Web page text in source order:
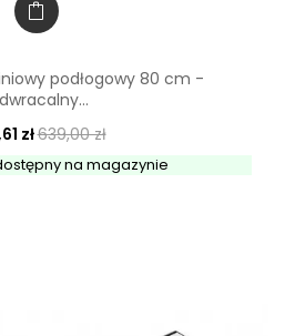
podłogowy 80 cm -
zł639,00 zł
na magazynie